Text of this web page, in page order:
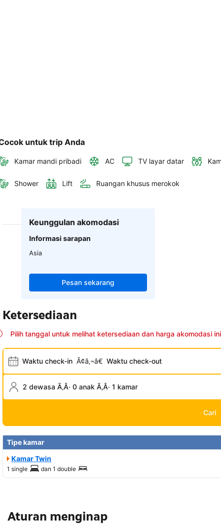
untuk trip Anda
Kamar mandi pribadi AC TV layar datar
Shower Lift Ruangan khusus merokok
Keunggulan akomodasi
Informasi sarapan
Asia
Pesan sekarang
Ketersediaan
Pilih tanggal untuk melihat ketersediaan dan harga akomodasi ini
Waktu check-in Ã¢â‚¬â€ Waktu check-out
2 dewasa Ã‚Â· 0 anak Ã‚Â· 1 kamar
Cari
Tipe kamar
Kamar Twin
1 single dan 1 double
Aturan menginap